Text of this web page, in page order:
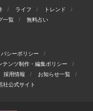
ライフ
トレンド
一覧 無料占い
バシーポリシー
テンツ制作・編集ポリシー
採用情報
お知らせ一覧
社公式サイト